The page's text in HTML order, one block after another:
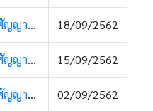
อัตราหลักประกันการซื้อขายสัญญาซื้อขายล่วงหน้า (23 กันยายน 2562) 18/09/2562
อัตราหลักประกันการซื้อขายสัญญาซื้อขายล่วงหน้า (16 กันยายน 2562) 15/09/2562
อัตราหลักประกันการซื้อขายสัญญาซื้อขายล่วงหน้า (3 กันยายน 2562) 02/09/2562